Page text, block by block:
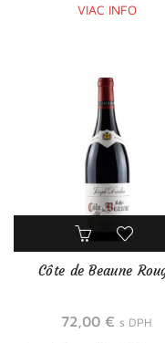
VIAC INFO
Côte de Beaune
72,00 € s DPH